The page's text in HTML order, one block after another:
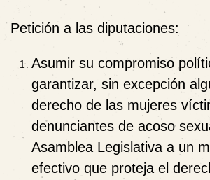
Petición a las diputaciones:
Asumir su compromiso
garantizar, sin excepción
derecho de las mujeres
denunciantes de acoso
Asamblea Legislativa a un
efectivo que proteja el